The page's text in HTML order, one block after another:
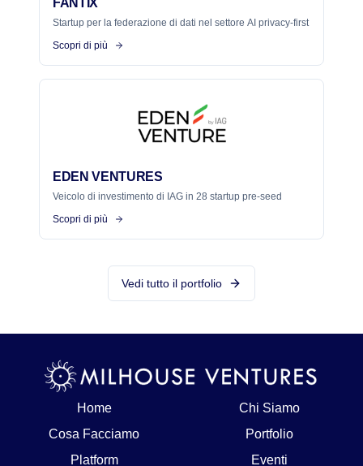
FANTIX
Startup per la federazione di dati nel settore AI privacy-first
Scopri di più
EDEN VENTURES
Veicolo di investimento di IAG in 28 startup pre-seed
Scopri di più
Vedi tutto il portfolio
Home
Chi Siamo
Cosa Facciamo
Portfolio
Platform
Eventi